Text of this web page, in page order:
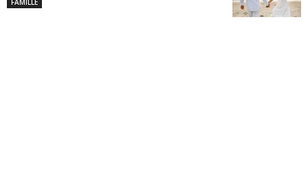
FAMILLE